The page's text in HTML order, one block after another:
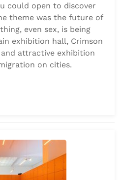
could open to discover
theme was the future of
even sex, is being
exhibition hall, Crimson
attractive exhibition
on cities.